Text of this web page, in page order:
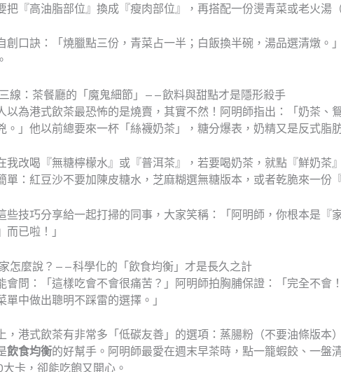
把『高油脂部位』換成『瘦肉部位』，再搭配一份燙青菜或老火湯
創口訣：「燒臘點三份，青菜占一半；白飯換半碗，湯品選清燉
線：茶餐廳的「魔鬼細節」——飲料與甜點才是隱形殺手
以為港式飲茶最恐怖的是燒賣，其實不然！阿明師指出：「奶茶
。」他以前總要來一杯「絲襪奶茶」，糖分爆表，奶精又是反式脂
我改喝『無糖檸檬水』或『普洱茶』，若要喝奶茶，就點『鮮奶
單：紅豆沙不要加陳皮糖水，芝麻糊選無糖版本，或者乾脆來一份
些技巧分享給一起打掃的同事，大家笑稱：「阿明師，你根本是
而已啦！」
怎麼說？——科學化的「飲食均衡」才是長久之計
會問：「這樣吃會不會很痛苦？」阿明師拍胸脯保證：「完全不會
單中做出聰明不踩雷的選擇。」
，港式飲茶有非常多「低碳友善」的選項：蒸腸粉（不要油條版
飲食均衡的好幫手。阿明師最愛在週末早茶時，點一籠蝦餃、一盤
大卡，卻能吃飽又開心。